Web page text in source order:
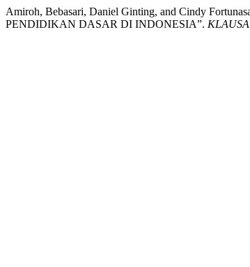
Amiroh, Bebasari, Daniel Ginting, and Cindy
PENDIDIKAN DASAR DI INDONESIA”.